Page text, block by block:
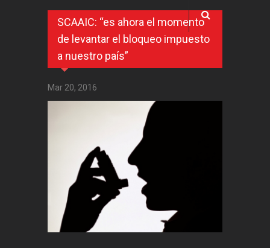
SCAAIC: “es ahora el momento
de levantar el bloqueo impuesto
a nuestro país”
Mar 20, 2016